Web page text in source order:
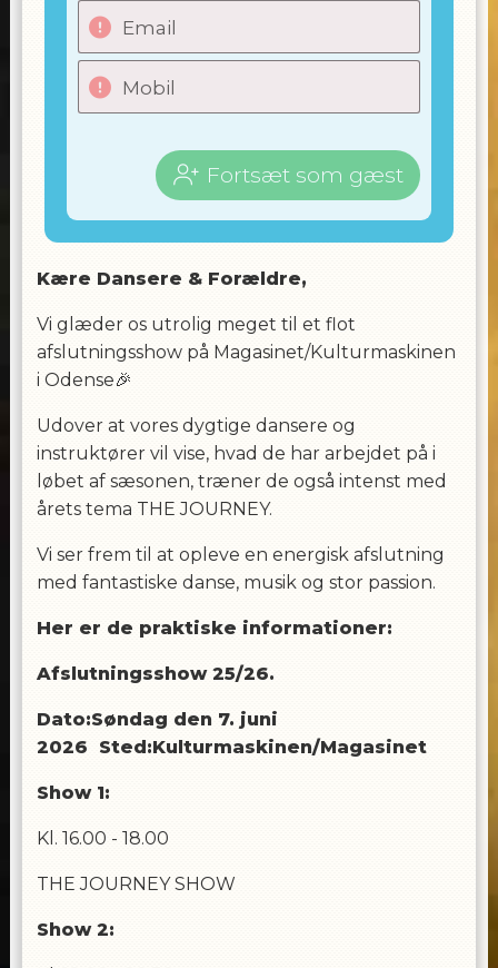
Email
Mobil
Fortsæt som gæst
Kære Dansere & Forældre,
Vi glæder os utrolig meget til et flot
afslutningsshow på Magasinet/Kulturmaskinen
i Odense🎉
Udover at vores dygtige dansere og
instruktører vil vise, hvad de har arbejdet på i
løbet af sæsonen, træner de også intenst med
årets tema THE JOURNEY.
Vi ser frem til at opleve en energisk afslutning
med fantastiske danse, musik og stor passion.
Her er de praktiske informationer:
Afslutningsshow 25/26.
Dato:Søndag den 7. juni
2026 Sted:Kulturmaskinen/Magasinet
Show 1:
Kl. 16.00 - 18.00
THE JOURNEY SHOW
Show 2: